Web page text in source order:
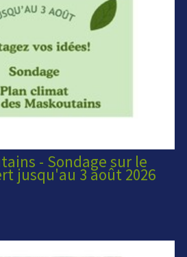
- Sondage sur le
jusqu'au 3 août 2026